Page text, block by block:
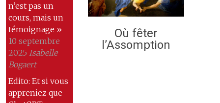
n’est pas un
cours, mais un
témoignage »
10 septembre
2025 Isabelle
Bogaert
Edito: Et si vous
appreniez que
Où fêter
l’Assomption